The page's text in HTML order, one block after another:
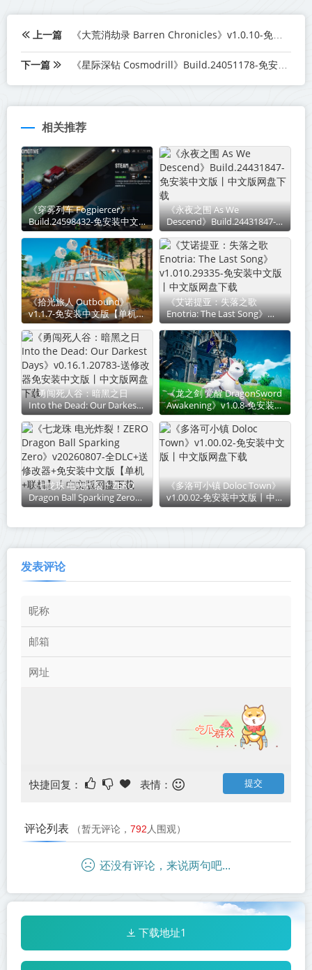
上一篇 《大荒消劫录 Barren Chronicles》v1.0.10-免安装中文版丨中文版网盘下载
下一篇 《星际深钻 Cosmodrill》Build.24051178-免安装中文版丨中文版网盘下载
相关推荐
《穿雾列车 Fogpiercer》
Build.24598432-免安装中文
版丨中文版网盘下载
《永夜之围 As We
Descend》Build.24431847-
免安装中文版丨中文版网盘下
载
《拾光旅人 Outbound》
v1.1.7-免安装中文版【单机
+联机】丨中文版网盘下载
《艾诺提亚：失落之歌
Enotria: The Last Song》
v1.010.29335-免安装中文版
丨中文版网盘下载
《勇闯死人谷：暗黑之日
Into the Dead: Our Darkest
Days》v0.16.1.20783-送修改
器免安装中文版丨中文版网盘
下载
《龙之剑 觉醒 DragonSword
Awakening》v1.0.8-免安装中
文版丨中文版网盘下载
《七龙珠 电光炸裂！ZERO
Dragon Ball Sparking Zero》
v20260807-全DLC+送修改器
《多洛可小镇 Doloc Town》
v1.00.02-免安装中文版丨中文
版网盘下载
发表评论
快捷回复： 表情：
评论列表 （暂无评论， 792 人围观）
还没有评论，来说两句吧...
下载地址1